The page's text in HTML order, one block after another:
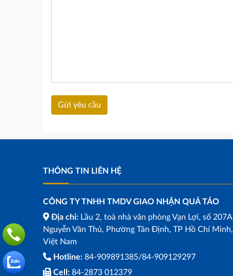
THÔNG TIN LIÊN HỆ
CÔNG TY TNHH TMDV GIAO NHẬN QUẢ TÁO
Địa chỉ: Lầu 2, toà nhà văn phòng Vạn Lợi, số 207A
Nguyễn Văn Thủ, Phường Tân Định, TP Hồ Chí Minh,
Việt Nam
Hotline: 84-909891385/84-909129297
Cell: 84-2873 012379